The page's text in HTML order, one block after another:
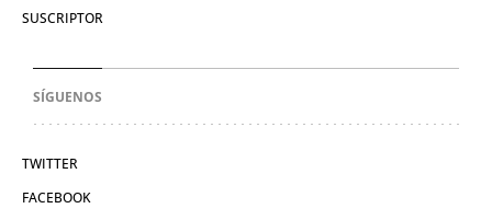
SUSCRIPTOR
SÍGUENOS
TWITTER
FACEBOOK